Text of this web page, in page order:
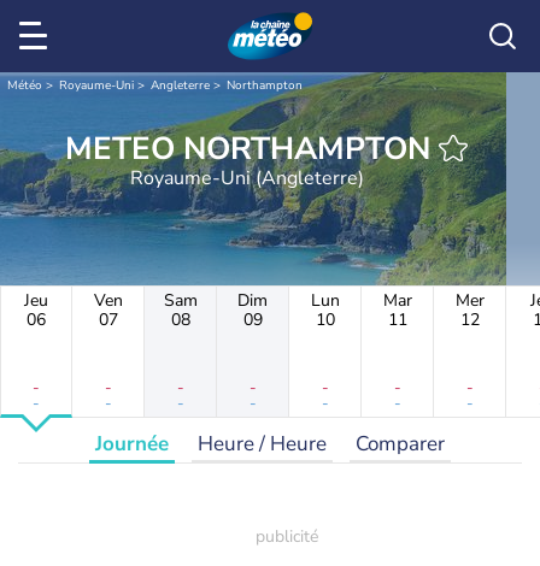
Météo Royaume-Uni Angleterre Northampton
METEO NORTHAMPTON
Royaume-Uni (Angleterre)
Jeu
06
-
-
Ven
07
-
-
Sam
08
-
-
Dim
09
-
-
Lun
10
-
-
Mar
11
-
-
Mer
12
-
-
Journée Heure / Heure Comparer